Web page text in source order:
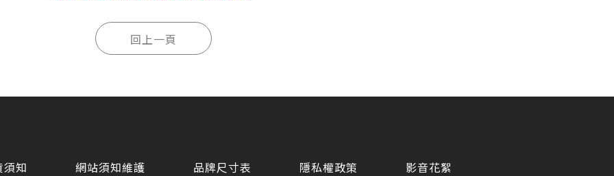
須知 網站須知維護 品牌尺寸表 隱私權政策 影音花絮